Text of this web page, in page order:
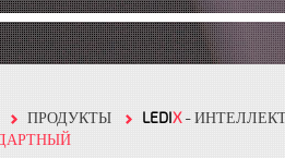
ПРОДУКТЫ LEDIX-